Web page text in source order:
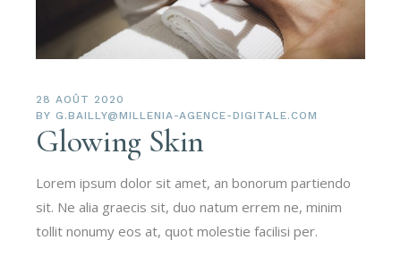
28 AOÛT 2020
BY G.BAILLY@MILLENIA-AGENCE-DIGITALE.COM
Glowing Skin
Lorem ipsum dolor sit amet, an bonorum partiendo
sit. Ne alia graecis sit, duo natum errem ne, minim
tollit nonumy eos at, quot molestie facilisi per.